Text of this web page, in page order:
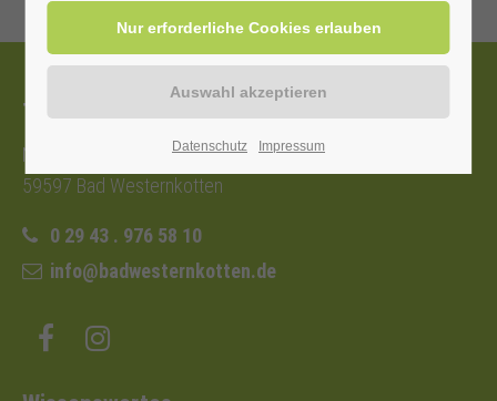
Tourist-Information
Nordstraße 2b
59597 Bad Westernkotten
0 29 43 . 976 58 10
info@badwesternkotten.de
Datenschutz Impressum